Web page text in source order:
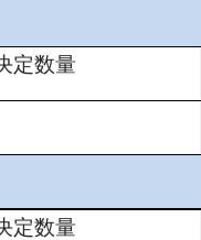
定数量
定数量